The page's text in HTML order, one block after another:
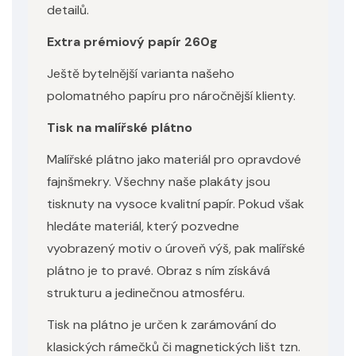
detailů.
Extra prémiový papír 260g
Ještě bytelnější varianta našeho
polomatného papíru pro náročnější klienty.
Tisk na malířské plátno
Malířské plátno jako materiál pro opravdové
fajnšmekry. Všechny naše plakáty jsou
tisknuty na vysoce kvalitní papír. Pokud však
hledáte materiál, který pozvedne
vyobrazený motiv o úroveň výš, pak malířské
plátno je to pravé. Obraz s ním získává
strukturu a jedinečnou atmosféru.
Tisk na plátno je určen k zarámování do
klasických rámečků či magnetických lišt tzn.